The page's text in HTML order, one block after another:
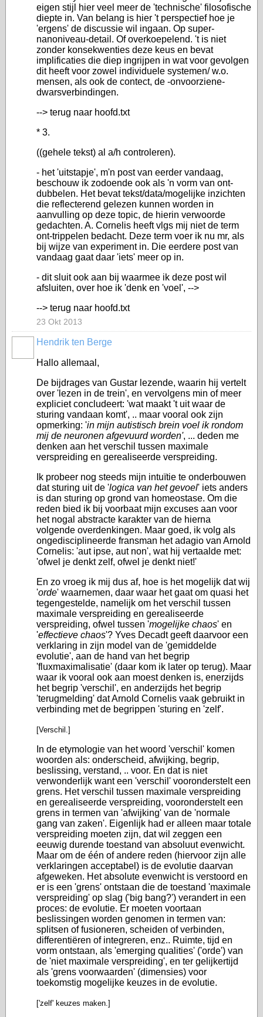
eigen stijl hier veel meer de 'technische' filosofische
diepte in. Van belang is hier 't perspectief hoe je
'ergens' de discussie wil ingaan. Op super-
nanoniveau-detail. Of overkoepelend. 't is niet
zonder konsekwenties deze keus en bevat
implificaties die diep ingrijpen in wat voor gevolgen
dit heeft voor zowel individuele systemen/ w.o.
mensen, als ook de contect, de -onvoorziene-
dwarsverbindingen.
--> terug naar hoofd.txt
* 3.
((gehele tekst) al a/h controleren).
- het 'uitstapje', m'n post van eerder vandaag,
beschouw ik zodoende ook als 'n vorm van ont-
dubbelen. Het bevat tekst/data/mogelijke inzichten
die reflecterend gelezen kunnen worden in
aanvulling op deze topic, de hierin verwoorde
gedachten. A. Cornelis heeft vlgs mij niet de term
ont-trippelen bedacht. Deze term voer ik nu mr, als
bij wijze van experiment in. Die eerdere post van
vandaag gaat daar 'iets' meer op in.
- dit sluit ook aan bij waarmee ik deze post wil
afsluiten, over hoe ik 'denk en 'voel', -->
--> terug naar hoofd.txt
23 Okt 2013
Hendrik ten Berge
Hallo allemaal,
De bijdrages van Gustar lezende, waarin hij vertelt
over 'lezen in de trein', en vervolgens min of meer
expliciet concludeert: 'wat maakt 't uit waar de
sturing vandaan komt', .. maar vooral ook zijn
opmerking: 'in mijn autistisch brein voel ik rondom
mij de neuronen afgevuurd worden', ... deden me
denken aan het verschil tussen maximale
verspreiding en gerealiseerde verspreiding.
Ik probeer nog steeds mijn intuïtie te onderbouwen
dat sturing uit de 'logica van het gevoel' iets anders
is dan sturing op grond van homeostase. Om die
reden bied ik bij voorbaat mijn excuses aan voor
het nogal abstracte karakter van de hierna
volgende overdenkingen. Maar goed, ik volg als
ongedisciplineerde fransman het adagio van Arnold
Cornelis: 'aut ipse, aut non', wat hij vertaalde met:
'ofwel je denkt zelf, ofwel je denkt niet!'
En zo vroeg ik mij dus af, hoe is het mogelijk dat wij
'orde' waarnemen, daar waar het gaat om quasi het
tegengestelde, namelijk om het verschil tussen
maximale verspreiding en gerealiseerde
verspreiding, ofwel tussen 'mogelijke chaos' en
'effectieve chaos'? Yves Decadt geeft daarvoor een
verklaring in zijn model van de 'gemiddelde
evolutie', aan de hand van het begrip
'fluxmaximalisatie' (daar kom ik later op terug). Maar
waar ik vooral ook aan moest denken is, enerzijds
het begrip 'verschil', en anderzijds het begrip
'terugmelding' dat Arnold Cornelis vaak gebruikt in
verbinding met de begrippen 'sturing en 'zelf'.
[Verschil.]
In de etymologie van het woord 'verschil' komen
woorden als: onderscheid, afwijking, begrip,
beslissing, verstand, .. voor. En dat is niet
verwonderlijk want een 'verschil' vooronderstelt een
grens. Het verschil tussen maximale verspreiding
en gerealiseerde verspreiding, vooronderstelt een
grens in termen van 'afwijking' van de 'normale
gang van zaken'. Eigenlijk had er alleen maar totale
verspreiding moeten zijn, dat wil zeggen een
eeuwig durende toestand van absoluut evenwicht.
Maar om de één of andere reden (hiervoor zijn alle
verklaringen acceptabel) is de evolutie daarvan
afgeweken. Het absolute evenwicht is verstoord en
er is een 'grens' ontstaan die de toestand 'maximale
verspreiding' op slag ('big bang?') verandert in een
proces: de evolutie. Er moeten voortaan
beslissingen worden genomen in termen van:
splitsen of fusioneren, scheiden of verbinden,
differentiëren of integreren, enz.. Ruimte, tijd en
vorm ontstaan, als 'emerging qualities' ('orde') van
de 'niet maximale verspreiding', en ter gelijkertijd
als 'grens voorwaarden' (dimensies) voor
toekomstig mogelijke keuzes in de evolutie.
['zelf' keuzes maken.]